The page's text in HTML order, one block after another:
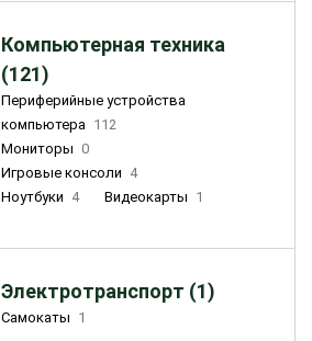
Компьютерная техника
(121)
Периферийные устройства
компьютера 112
Мониторы 0
Игровые консоли 4
Ноутбуки 4 Видеокарты 1
Электротранспорт (1)
Самокаты 1